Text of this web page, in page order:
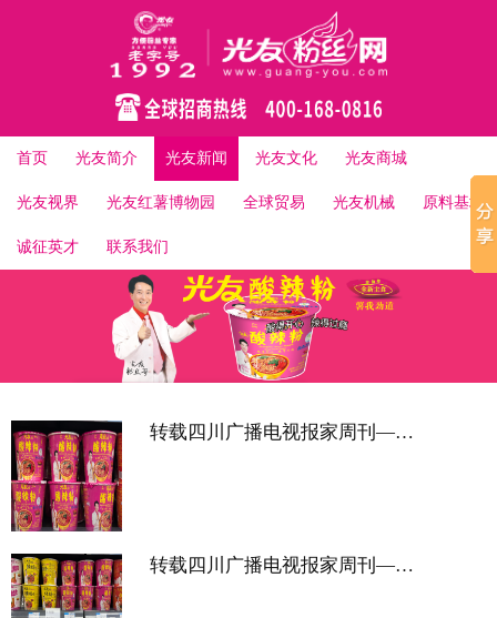
首页 光友简介 光友新闻 光友文化 光友商城
光友视界 光友红薯博物园 全球贸易 光友机械 原料基地
诚征英才 联系我们
转载四川广播电视报家周刊——双十二囤货光友酸辣粉 旅行美食伴侣
转载四川广播电视报家周刊——冬日囤货首选光友酸辣粉